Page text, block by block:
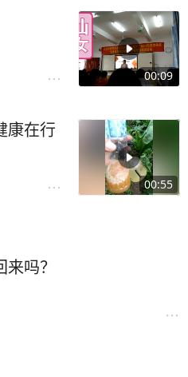
00:09
00:55
康在行
吗？